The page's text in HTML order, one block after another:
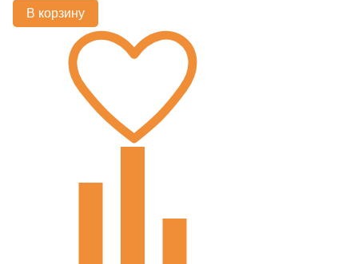
В корзину